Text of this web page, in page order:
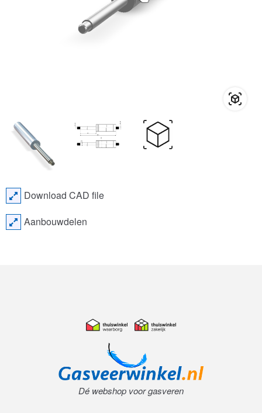
Download CAD file
Aanbouwdelen
Dé webshop voor gasveren